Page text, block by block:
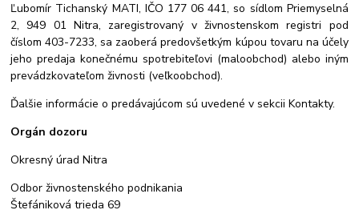
Ľubomír Tichanský MATI, IČO 177 06 441, so sídlom Priemyselná
2, 949 01 Nitra, zaregistrovaný v živnostenskom registri pod
číslom 403-7233, sa zaoberá predovšetkým kúpou tovaru na účely
jeho predaja konečnému spotrebiteľovi (maloobchod) alebo iným
prevádzkovateľom živnosti (veľkoobchod).
Ďalšie informácie o predávajúcom sú uvedené v sekcii Kontakty.
Orgán dozoru
Okresný úrad Nitra
Odbor živnostenského podnikania
Štefániková trieda 69